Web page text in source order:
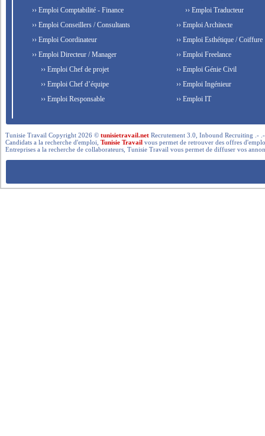
›› Emploi Comptabilité - Finance
›› Emploi Conseillers / Consultants
›› Emploi Coordinateur
›› Emploi Directeur / Manager
›› Emploi Chef de projet
›› Emploi Chef d’équipe
›› Emploi Responsable
›› Emploi Traducteur
›› Emploi Architecte
›› Emploi Esthétique / Coiffure
›› Emploi Freelance
›› Emploi Génie Civil
›› Emploi Ingénieur
›› Emploi IT
Tunisie Travail Copyright 2026 ©tunisietravail.net Recrutement 3.0, Inbound Recruiting .-
Candidats a la recherche d'emploi,Tunisie Travail vous permet de retrouver des offres
Entreprises a la recherche de collaborateurs, Tunisie Travail vous permet de diffuser vos